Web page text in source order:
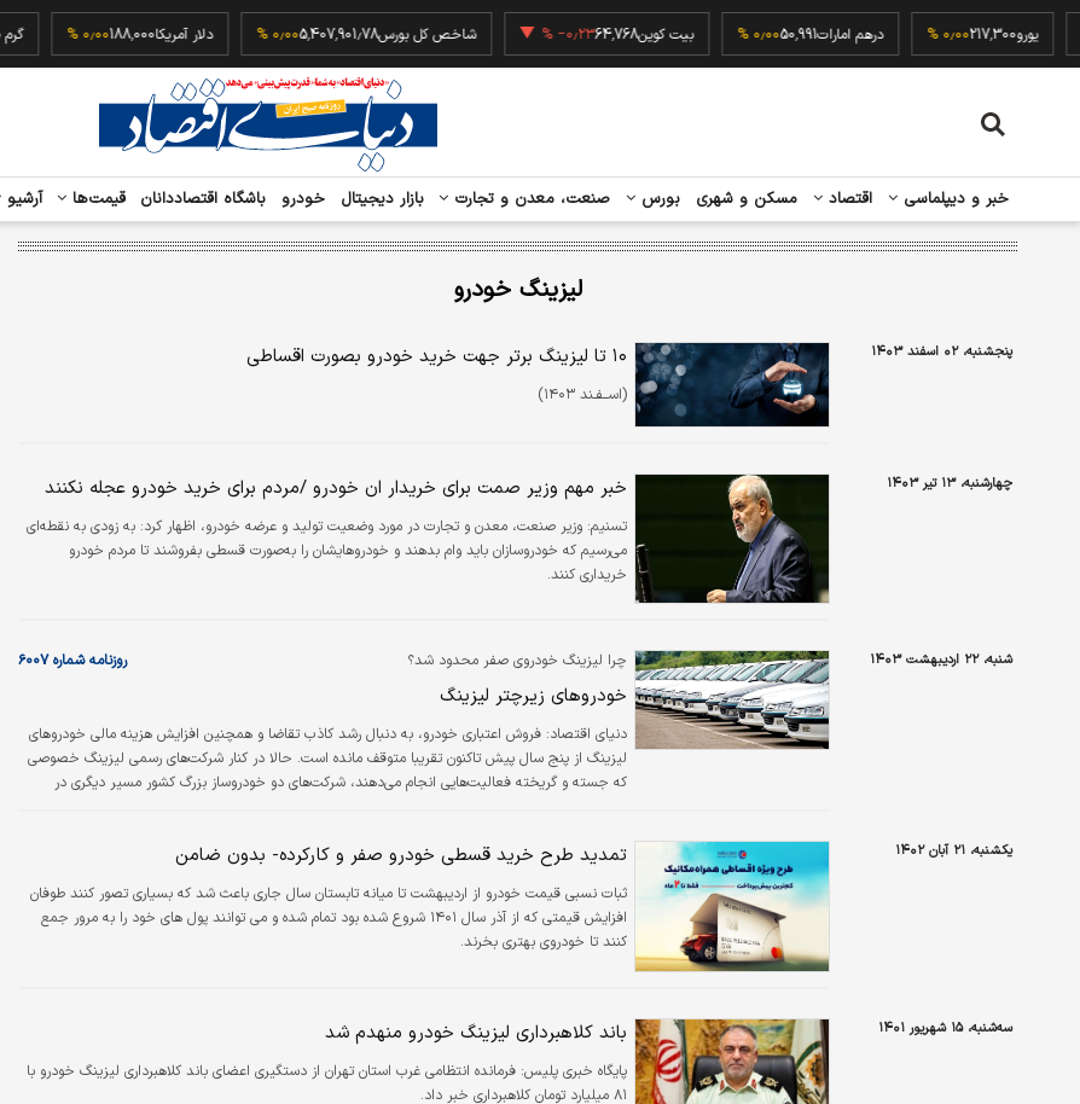
یورو217,300 ۰٫۰۰ % درهم امارات50,991 ۰٫۰۰ % بیت کوین64,768‎−۰٫۲۳ % شاخص کل بورس5,407,901.78 ۰٫۰۰ % دلار آمریکا188,000 ۰٫۰۰ %
خبر و دیپلماسی اقتصاد مسکن و شهری بورس صنعت، معدن و تجارت بازار دیجیتال خودرو باشگاه اقتصاددانان قیمت‌ها آرشیو
لیزینگ خودرو
پنجشنبه، ۰۲ اسفند ۱۴۰۳ ۱۰ تا لیزینگ برتر جهت خرید خودرو بصورت اقساطی
(اســفـند ۱۴۰۳)
چهارشنبه، ۱۳ تیر ۱۴۰۳ خبر مهم وزیر صمت برای خریدار ان خودرو /مردم برای خرید خودرو عجله نکنند
تسنیم: وزیر صنعت، معدن و تجارت در مورد وضعیت تولید و عرضه خودرو، اظهار کرد: به زودی به نقطه‌ای
می‌رسیم که خودروسازان باید وام بدهند و خودروهایشان را به‌صورت قسطی بفروشند تا مردم خودرو
خریداری کنند.
شنبه، ۲۲ اردیبهشت ۱۴۰۳ چرا لیزینگ خودروی صفر محدود شد؟ روزنامه شماره ۶۰۰۷
خودروهای زیرچتر لیزینگ
دنیای اقتصاد: فروش اعتباری خودرو، به دنبال رشد کاذب تقاضا و همچنین افزایش هزینه مالی خودروهای
لیزینگ از پنج سال پیش تاکنون تقریبا متوقف مانده است. حالا در کنار شرکت‌های رسمی لیزینگ خصوصی
که جسته و گریخته فعالیت‌هایی انجام می‌دهند، شرکت‌های دو خودروساز بزرگ کشور مسیر دیگری در
دارند.
یکشنبه، ۲۱ آبان ۱۴۰۲ تمدید طرح خرید قسطی خودرو صفر و کارکرده- بدون ضامن
ثبات نسبی قیمت خودرو از اردیبهشت تا میانه تابستان سال جاری باعث شد که بسیاری تصور کنند طوفان
افزایش قیمتی که از آذر سال ۱۴۰۱ شروع شده بود تمام شده و می توانند پول های خود را به مرور جمع
کنند تا خودروی بهتری بخرند.
سه‌شنبه، ۱۵ شهریور ۱۴۰۱ باند کلاهبرداری لیزینگ خودرو منهدم شد
پایگاه خبری پلیس: فرمانده انتظامی غرب استان تهران از دستگیری اعضای باند کلاهبرداری لیزینگ خودرو با
۸۱ میلیارد تومان کلاهبرداری خبر داد.